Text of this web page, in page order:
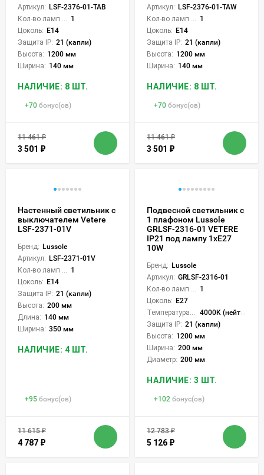
Артикул: LSF-2376-01-TAB
1
Цоколь: E14
Защита IP: 21 (капли)
Высота: 1200 мм
Ширина: 140 мм
НАЛИЧИЕ: 8 ШТ.
+70 бонус(ов)
11 461₽
3 501 ₽
Артикул: LSF-2376-01-TAW
1
Цоколь: E14
Защита IP: 21 (капли)
Высота: 1200 мм
Ширина: 140 мм
НАЛИЧИЕ: 8 ШТ.
+70 бонус(ов)
11 461₽
3 501 ₽
Настенный светильник с
выключателем Vetere
LSF-2371-01V
Бренд: Lussole
Артикул: LSF-2371-01V
1
Цоколь: E14
Защита IP: 21 (капли)
Высота: 200 мм
Длина: 140 мм
Ширина: 350 мм
НАЛИЧИЕ: 4 ШТ.
+95 бонус(ов)
11 615₽
4 787 ₽
Подвесной светильник с
1 плафоном Lussole
GRLSF-2316-01 VETERE
IP21 под лампу 1xE27
10W
Бренд: Lussole
Артикул: GRLSF-2316-01
1
Цоколь: E27
4000K (нейтральный)
Защита IP: 21 (капли)
Высота: 1200 мм
Ширина: 200 мм
Диаметр: 200 мм
НАЛИЧИЕ: 3 ШТ.
+102 бонус(ов)
12 783₽
5 126 ₽